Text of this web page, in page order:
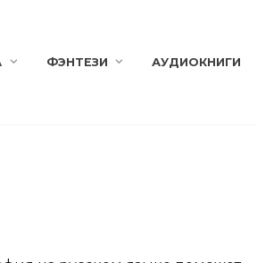
ФЭНТЕЗИ АУДИОКНИГИ